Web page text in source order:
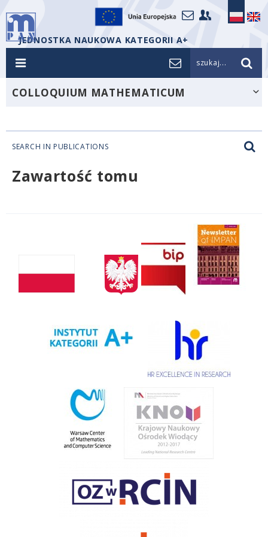
JEDNOSTKA NAUKOWA KATEGORII A+
szukaj...
COLLOQUIUM MATHEMATICUM
SEARCH IN PUBLICATIONS
Zawartość tomu